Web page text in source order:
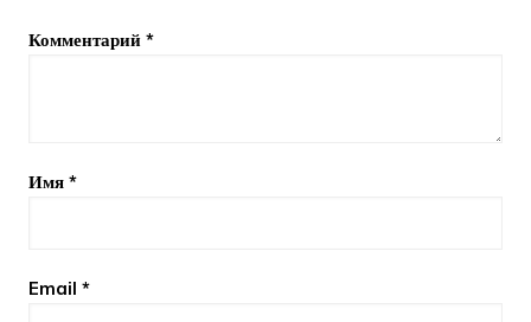
Комментарий *
Имя *
Email *